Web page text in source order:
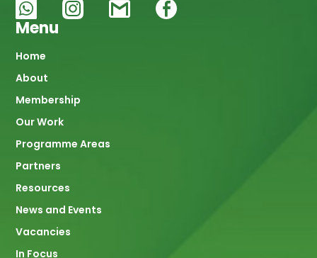
Menu
Main
navigation
Home
About
Membership
Our Work
Programme Areas
Partners
Resources
News and Events
Vacancies
In Focus